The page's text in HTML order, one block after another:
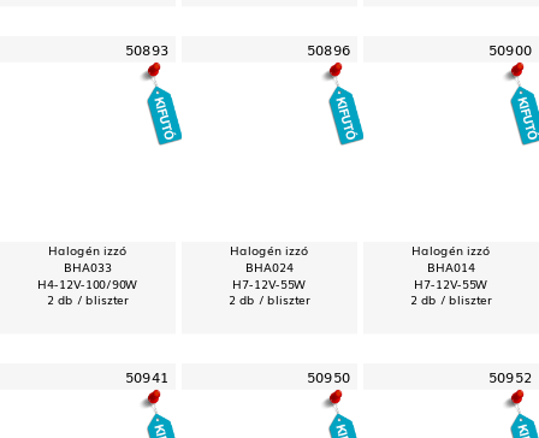
50893
Halogén izzó
BHA033
H4-12V-100/90W
2 db / bliszter
50896
Halogén izzó
BHA024
H7-12V-55W
2 db / bliszter
50900
Halogén izzó
BHA014
H7-12V-55W
2 db / bliszter
50941 50950 50952